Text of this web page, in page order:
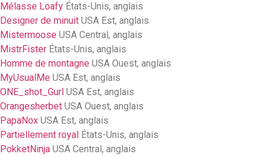
Mélasse Loafy États-Unis, anglais
Designer de minuit USA Est, anglais
Mistermoose USA Central, anglais
MistrFister États-Unis, anglais
Homme de montagne USA Ouest, anglais
MyUsualMe USA Est, anglais
ONE_shot_Gurl USA Est, anglais
Orangesherbet USA Ouest, anglais
PapaNox USA Est, anglais
Partiellement royal États-Unis, anglais
PokketNinja USA Central, anglais